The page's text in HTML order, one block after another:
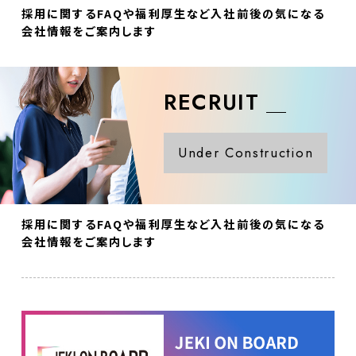
採用に関するFAQや福利厚生など入社前後の気になる
会社情報をご案内します
RECRUIT
Under Construction
採用に関するFAQや福利厚生など入社前後の気になる
会社情報をご案内します